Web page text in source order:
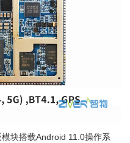
块搭载Android 11.0操作系